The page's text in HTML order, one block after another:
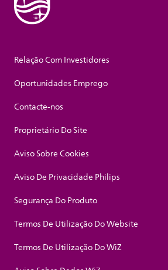
Relação Com Investidores
Oportunidades Emprego
Contacte-nos
Proprietário Do Site
Aviso Sobre Cookies
Aviso De Privacidade Philips
Segurança Do Produto
Termos De Utilização Do Website
Termos De Utilização Do WiZ